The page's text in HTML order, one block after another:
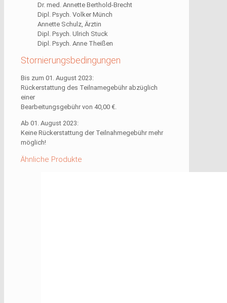
Dr. med. Annette Berthold-Brecht
Dipl. Psych. Volker Münch
Annette Schulz, Ärztin
Dipl. Psych. Ulrich Stuck
Dipl. Psych. Anne Theißen
Stornierungsbedingungen
Bis zum 01. August 2023:
Rückerstattung des Teilnamegebühr abzüglich
einer
Bearbeitungsgebühr von 40,00 €.
Ab 01. August 2023:
Keine Rückerstattung der Teilnahmegebühr mehr
möglich!
Ähnliche Produkte